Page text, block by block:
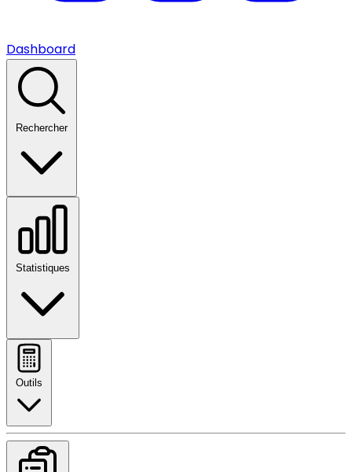
Dashboard
Rechercher
Statistiques
Outils